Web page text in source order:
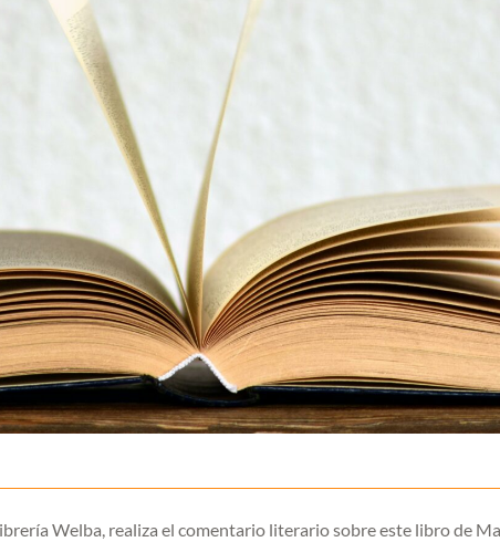
Welba, realiza el comentario literario sobre este libro de